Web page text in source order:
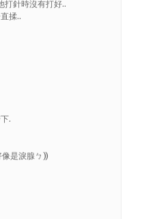
打針時沒有打好..
揉..
.
是淚腺ㄅ))